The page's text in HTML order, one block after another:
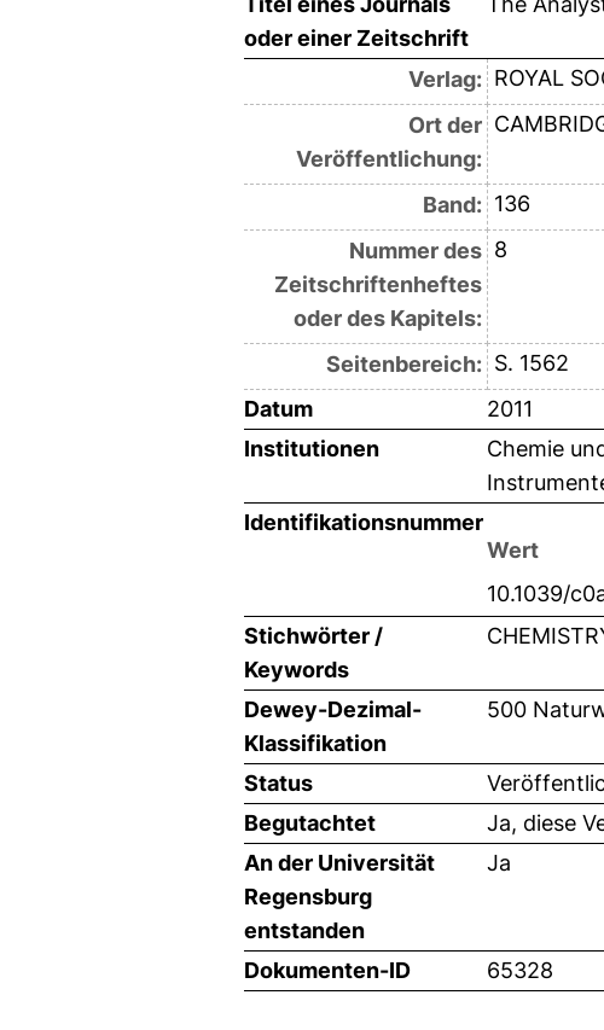
oder einer Zeitschrift
Verlag: ROYAL
Ort der
Veröffentlichung:
Band: 136
Nummer des
Zeitschriftenheftes
oder des Kapitels:
8
Seitenbereich: S. 1562
Datum
2011
Institutionen
Chemie
Identifikationsnummer
Wert
10.1039/
Stichwörter /
Keywords
Dewey-Dezimal-
Klassifikation
500
Status
Begutachtet
Ja, diese
An der Universität
Regensburg
entstanden
Ja
Dokumenten-ID 65328